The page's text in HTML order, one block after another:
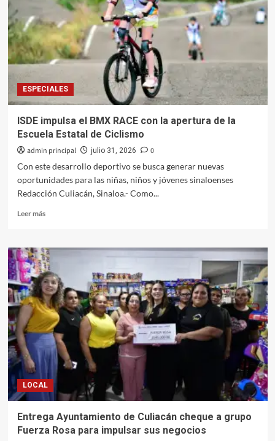
práctica
que
afecta
el
drenaje
sanitario:
ESPECIALES
ISDE impulsa el BMX RACE con la apertura de la
Escuela Estatal de Ciclismo
admin principal julio 31, 2026
0
Con este desarrollo deportivo se busca generar nuevas
oportunidades para las niñas, niños y jóvenes sinaloenses
Redacción Culiacán, Sinaloa.- Como...
Leer másLeer
ISDE
impulsa
el
BMX
RACE
con
la
apertura
la
Escuela
Estatal
de
Ciclismo
LOCAL
Entrega Ayuntamiento de Culiacán cheque a grupo
Fuerza Rosa para impulsar sus negocios